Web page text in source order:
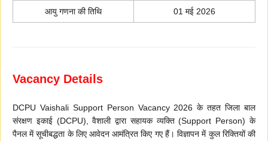
आयु गणना की तिथि 01 मई 2026
Vacancy Details
DCPU Vaishali Support Person Vacancy 2026 के तहत जिला बाल
संरक्षण इकाई (DCPU), वैशाली द्वारा सहायक व्यक्ति (Support Person) के
पैनल में सूचीबद्धता के लिए आवेदन आमंत्रित किए गए हैं। विज्ञापन में कुल रिक्तियों की